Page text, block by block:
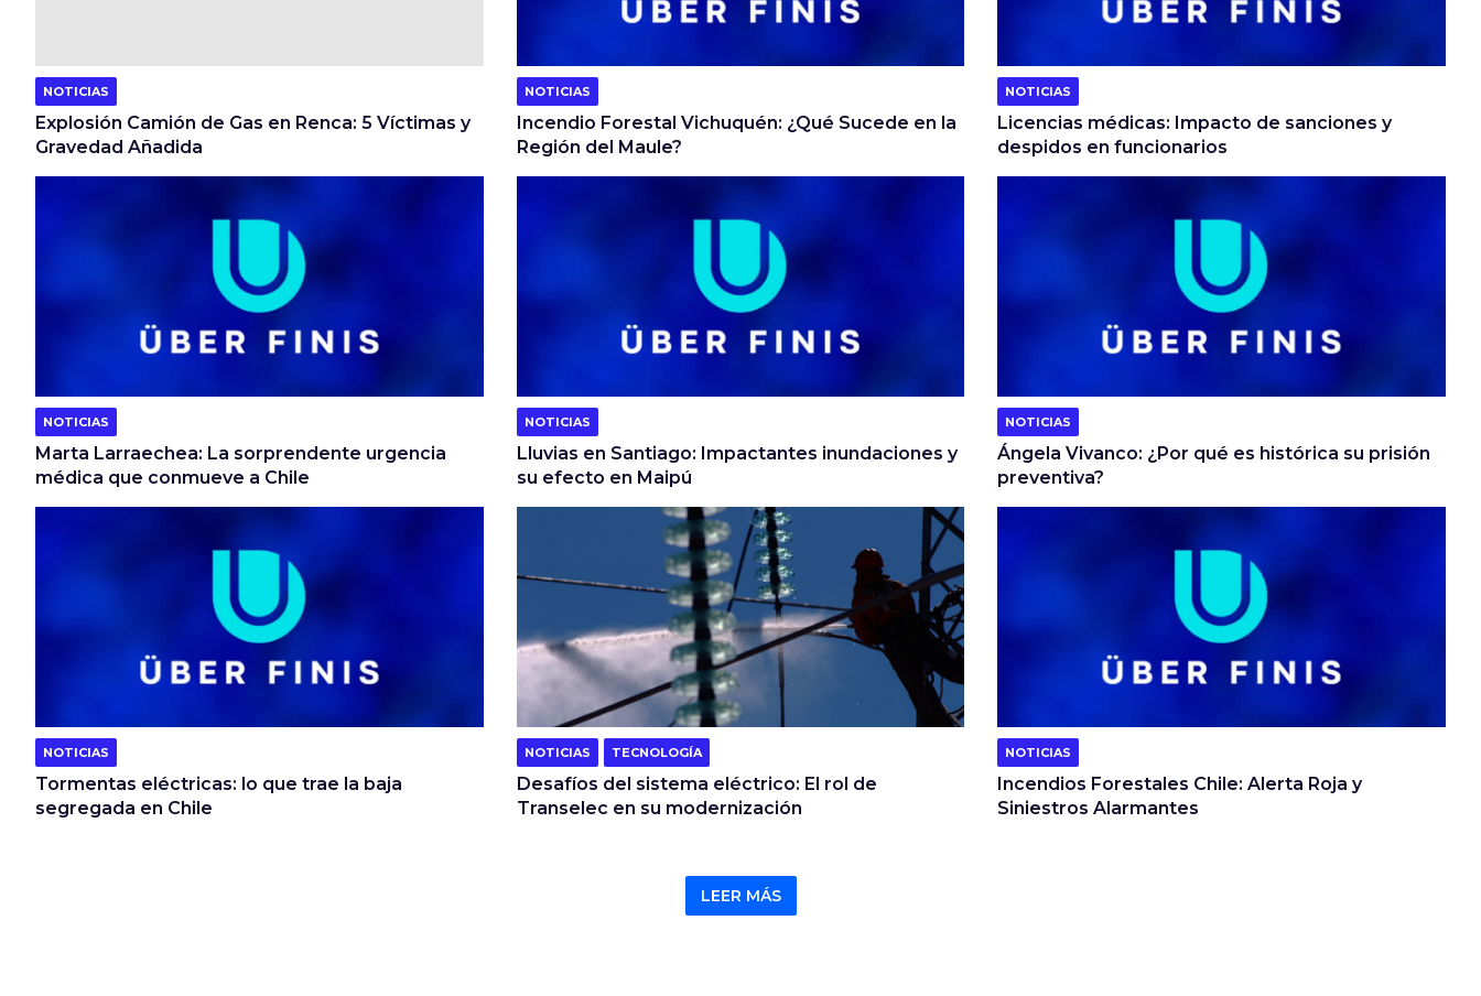
NOTICIAS
Explosión Camión de Gas en Renca: 5 Víctimas y
Gravedad Añadida
NOTICIAS
Incendio Forestal Vichuquén: ¿Qué Sucede en la
Región del Maule?
NOTICIAS
Licencias médicas: Impacto de sanciones y
despidos en funcionarios
NOTICIAS
Marta Larraechea: La sorprendente urgencia
médica que conmueve a Chile
NOTICIAS
Lluvias en Santiago: Impactantes inundaciones y
su efecto en Maipú
NOTICIAS
Ángela Vivanco: ¿Por qué es histórica su prisión
preventiva?
NOTICIAS
Tormentas eléctricas: lo que trae la baja
segregada en Chile
NOTICIAS TECNOLOGÍA
Desafíos del sistema eléctrico: El rol de
Transelec en su modernización
NOTICIAS
Incendios Forestales Chile: Alerta Roja y
Siniestros Alarmantes
LEER MÁS